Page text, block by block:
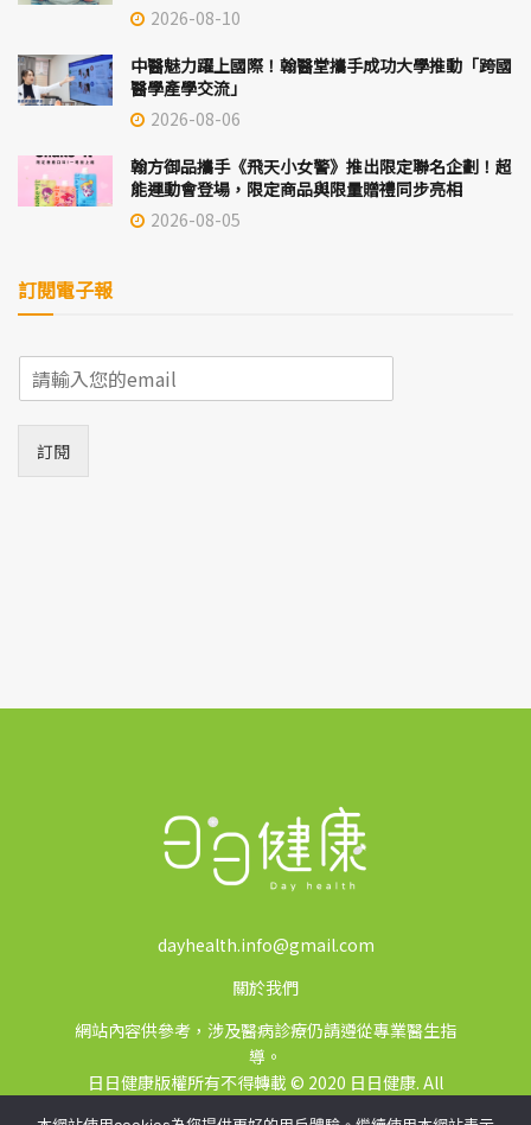
2026-08-10
中醫魅力躍上國際！翰醫堂攜手成功大學推動「跨國
醫學產學交流」
2026-08-06
翰方御品攜手《飛天小女警》推出限定聯名企劃！超
能運動會登場，限定商品與限量贈禮同步亮相
2026-08-05
訂閱電子報
E
m
*
訂閱
dayhealth.info@gmail.com
關於我們
網站內容供參考，涉及醫病診療仍請遵從專業醫生指
導。
日日健康版權所有不得轉載 © 2020 日日健康. All